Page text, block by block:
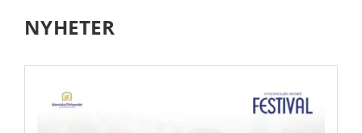
Kontakta oss
NYHETER